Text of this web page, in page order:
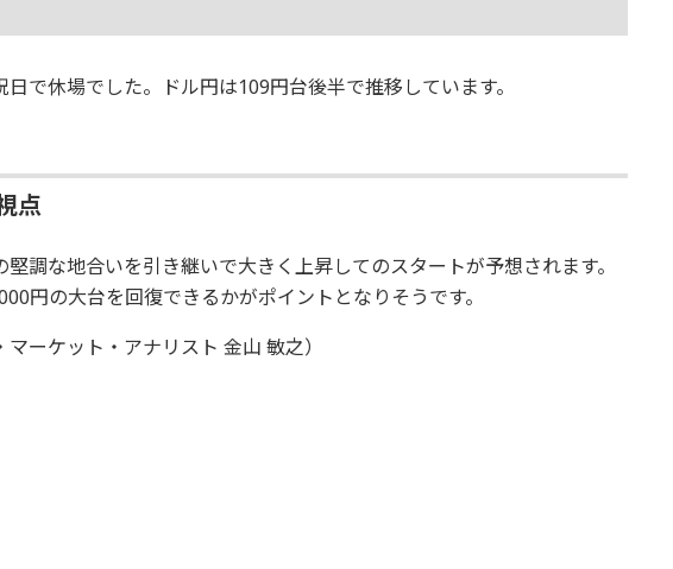
で休場でした。ドル円は109円台後半で推移しています。
点
調な地合いを引き継いで大きく上昇してのスタートが予想されます。
円の大台を回復できるかがポイントとなりそうです。
ーケット・アナリスト 金山 敏之）